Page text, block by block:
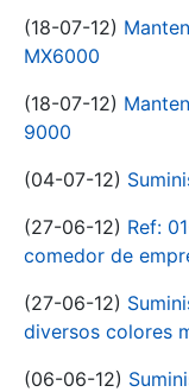
(18-07-12)
MX6000
(18-07-12)
9000
(04-07-12)
(27-06-12) Ref:
comedor de
(27-06-12)
diversos colores
(06-06-12)